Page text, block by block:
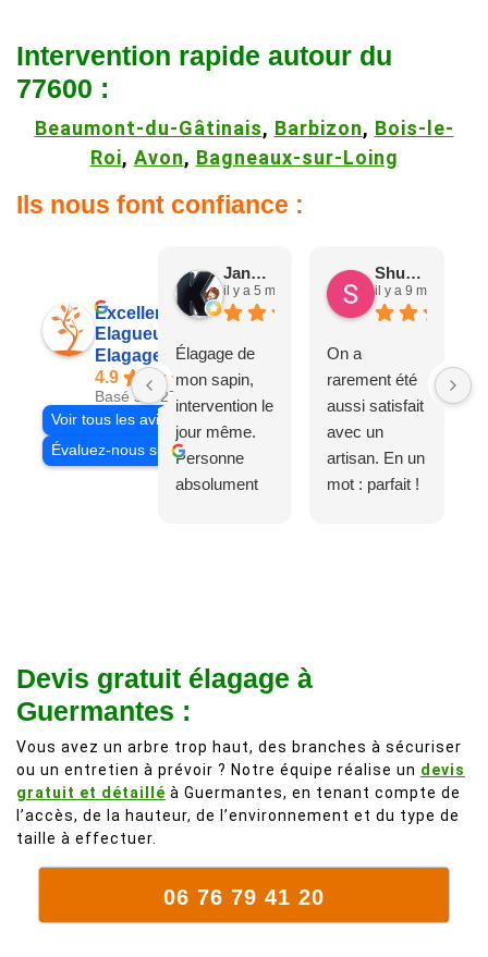
Intervention rapide autour du
77600 :
Beaumont-du-Gâtinais, Barbizon, Bois-le-
Roi, Avon, Bagneaux-sur-Loing
Ils nous font confiance :
Excellent
Elagueur 77
Elagage Villiers
4.9
Basé sur 27 avis
Voir tous les avis
Évaluez-nous sur
Jane D.
il y a 5 mois
Élagage de
mon sapin,
intervention le
jour même.
Personne
absolument
fait plus!
Shuang & Jean K.
il y a 9 mois
On a
rarement été
aussi satisfait
avec un
artisan. En un
mot : parfait !
mort. C'est
délicat parce
que c'est un
arbre qui
remarquable,
Devis gratuit élagage à
Guermantes :
Vous avez un arbre trop haut, des branches à sécuriser
ou un entretien à prévoir ? Notre équipe réalise un devis
gratuit et détaillé à Guermantes, en tenant compte de
l’accès, de la hauteur, de l’environnement et du type de
taille à effectuer.
06 76 79 41 20